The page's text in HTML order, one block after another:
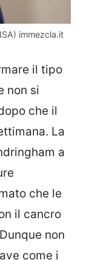
immezcla.it
il tipo
non si
che il
La
a
che le
il cancro
non
come i